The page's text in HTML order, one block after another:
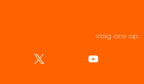
Volg ons op: